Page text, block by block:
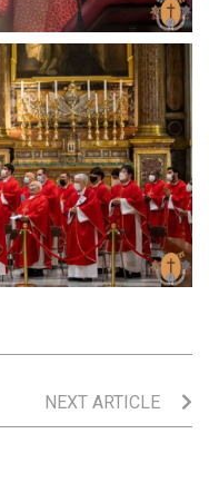
NEXT ARTICLE